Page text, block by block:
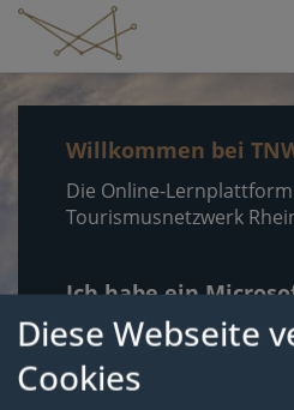
Willkommen bei
Die Online-
Tourismusnetzwerk
Ich habe ein
Diese Webseite
Cookies